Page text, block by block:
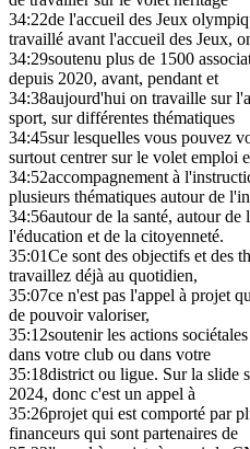
34:22de l'accueil des Jeux
travaillé avant l'accueil des Jeux,
34:29soutenu plus de 1500
depuis 2020, avant, pendant et
34:38aujourd'hui on travaille sur
sport, sur différentes thématiques
34:45sur lesquelles vous pouvez
surtout centrer sur le volet emploi
34:52accompagnement à
plusieurs thématiques autour de
34:56autour de la santé, autour
l'éducation et de la citoyenneté.
35:01Ce sont des objectifs et des
travaillez déjà au quotidien,
35:07ce n'est pas l'appel à projet
de pouvoir valoriser,
35:12soutenir les actions
dans votre club ou dans votre
35:18district ou ligue. Sur la slide
2024, donc c'est un appel à
35:26projet qui est comporté par
financeurs qui sont partenaires de